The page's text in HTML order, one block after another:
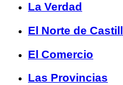
La Verdad
El Norte de
El Comercio
Las Provincias